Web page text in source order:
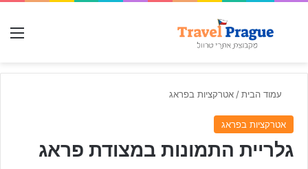
חפש עבור
עמוד הבית/ אטרקציות בפראג
אטרקציות בפראג
גלריית התמונות במצודת פראג